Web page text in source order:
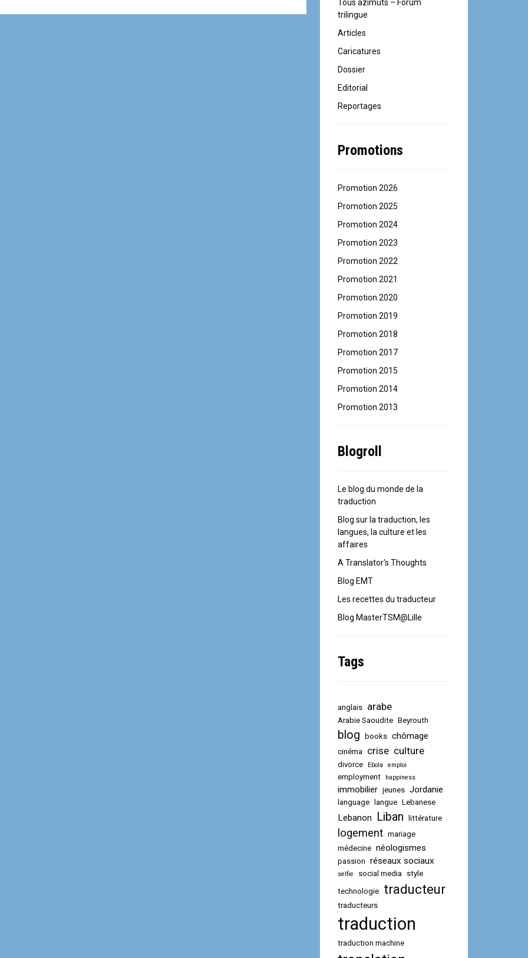
Tous azimuts – Forum
trilingue
Articles
Caricatures
Dossier
Editorial
Reportages
Promotions
Promotion 2026
Promotion 2025
Promotion 2024
Promotion 2023
Promotion 2022
Promotion 2021
Promotion 2020
Promotion 2019
Promotion 2018
Promotion 2017
Promotion 2015
Promotion 2014
Promotion 2013
Blogroll
Le blog du monde de la
traduction
Blog sur la traduction, les
langues, la culture et les
affaires
A Translator's Thoughts
Blog EMT
Les recettes du traducteur
Blog MasterTSM@Lille
Tags
anglais arabe
Arabie Saoudite Beyrouth
blog books chômage
cinéma crise culture
divorce Ebola emploi
employment happiness
immobilier jeunes Jordanie
language langue Lebanese
Lebanon Liban littérature
logement mariage
médecine néologismes
passion réseaux sociaux
selfie social media style
technologie traducteur
traducteurs
traduction
traduction machine